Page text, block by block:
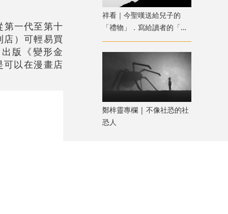
第一代至第十
）可輕易買
版《變形金
以在漫畫店
祥看｜今聖嘆送給兒子的
「禮物」．寫給讀者的「故
事」
鄭梓靈專欄 | 不像社恐的社
恐人